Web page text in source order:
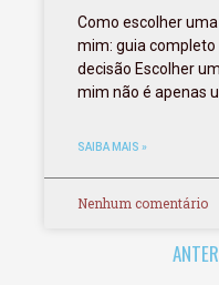
Como escolher
mim: guia
decisão Escolher
mim não é apenas
SAIBA MAIS »
Nenhum comentário